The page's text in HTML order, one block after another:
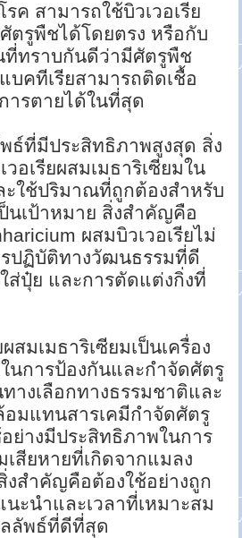
ค สามารถใช้บิวเวอเรีย
ตรูพืชได้โดยตรง หรือกับ
ที่ทราบกันดีว่ามีศัตรูพืช
บคทีเรียสามารถติดเชื้อ
ารตายได้ในที่สุด
ธ์ที่มีประสิทธิภาพสูงสุด สิ่ง
อเรียผสมเมธาริเซียมใน
ะใช้ปริมาณที่ถูกต้องสำหรับ
นเป้าหมาย สิ่งสำคัญคือ
ผสมบิวเวอเรียไม่
ปฏิบัติทางวัฒนธรรมที่ดี
ส่ปุ๋ย และการตัดแต่งกิ่งที่
สมเมธาริเซียมเป็นเครื่อง
นการป้องกันและกำจัดศัตรู
างเลือกทางธรรมชาติและ
อมแทนสารเคมีกำจัดศัตรู
ย่างมีประสิทธิภาพในการ
สียหายที่เกิดจากแมลง
สำคัญคือต้องใช้อย่างถูก
ะนำและเวลาที่เหมาะสม
ลลัพธ์ที่ดีที่สุด